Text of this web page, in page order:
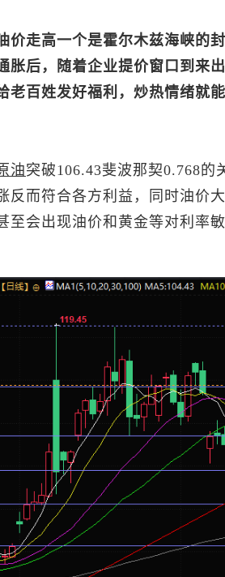
价走高一个是霍尔木兹海峡的
胀后，随着企业提价窗口到来
老百姓发好福利，炒热情绪就
油突破106.43斐波那契0.768
反而符合各方利益，同时油价
至会出现油价和黄金等对利率